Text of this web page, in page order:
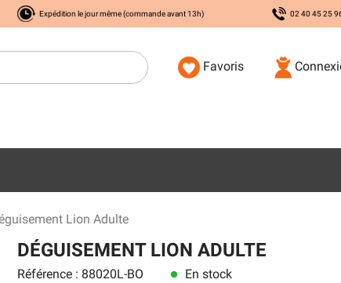
Expédition le jour même (commande avant 13h) 02 40 45 25
Favoris
Lion Adulte
DÉGUISEMENT LION ADULTE
Référence : 88020L-BO lens En stock